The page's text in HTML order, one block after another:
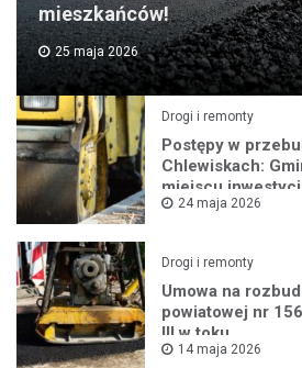
mieszkańców!
25 maja 2026
Drogi i remonty
Postępy w
Chlewiskach:
miejscu
24 maja 2026
Drogi i remonty
Umowa na
powiatowej nr
III w toku
14 maja 2026